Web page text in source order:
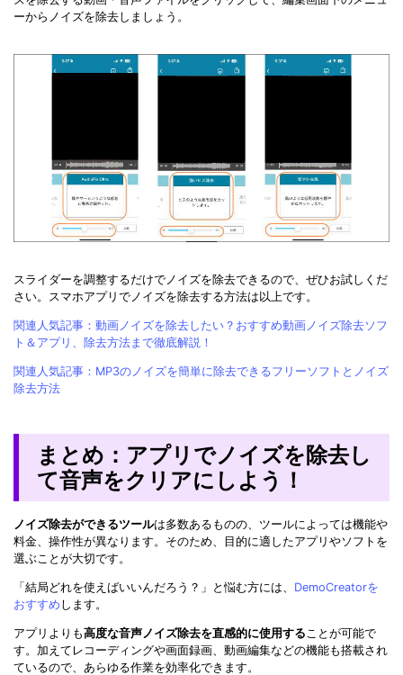
ーからノイズを除去しましょう。
スライダーを調整するだけでノイズを除去できるので、ぜひお試しくだ
さい。スマホアプリでノイズを除去する方法は以上です。
関連人気記事：動画ノイズを除去したい？おすすめ動画ノイズ除去ソフ
ト＆アプリ、除去方法まで徹底解説！
関連人気記事：MP3のノイズを簡単に除去できるフリーソフトとノイズ
除去方法
まとめ：アプリでノイズを除去し
て音声をクリアにしよう！
ノイズ除去ができるツールは多数あるものの、ツールによっては機能や
料金、操作性が異なります。そのため、目的に適したアプリやソフトを
選ぶことが大切です。
「結局どれを使えばいいんだろう？」と悩む方には、 DemoCreatorを
おすすめ します。
アプリよりも高度な音声ノイズ除去を直感的に使用する ことが可能で
す。加えてレコーディングや画面録画、動画編集などの機能も搭載され
ているので、あらゆる作業を効率化できます。